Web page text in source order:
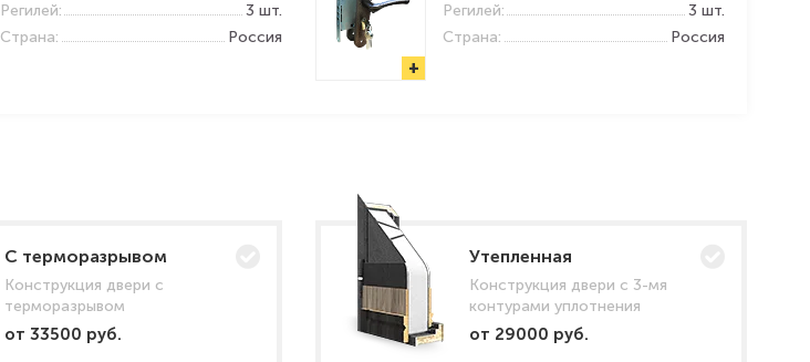
Регилей:
3 шт.
Страна:
Россия
+
Регилей:
3 шт.
Страна:
Россия
C терморазрывом
Конструкция двери с
терморазрывом
от 33500 руб.
Утепленная
Конструкция двери с 3-мя
контурами уплотнения
от 29000 руб.